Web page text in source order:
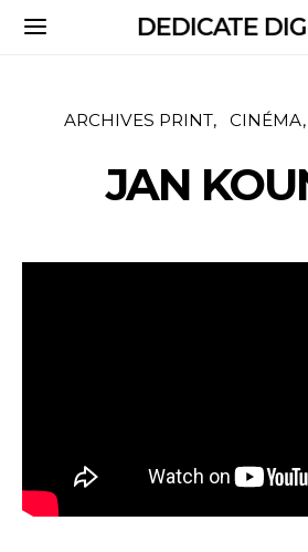
DEDICATE
ARCHIVES PRINT CINÉMA
JAN